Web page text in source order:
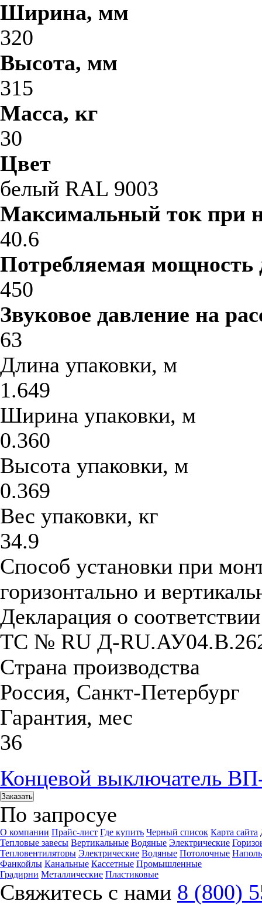
Ширина, мм
320
Высота, мм
315
Масса, кг
30
Цвет
белый RAL 9003
Максимальный ток при
40.6
Потребляемая мощность
450
Звуковое давление на
63
Длина упаковки, м
1.649
Ширина упаковки, м
0.360
Высота упаковки, м
0.369
Вес упаковки, кг
34.9
Способ установки при
горизонтально и
Декларация о
ТС № RU Д-
Страна производства
Россия, Санкт-Петербург
Гарантия, мес
36
Концевой выключатель
Заказать
По запросуе
О компании Прайс-лист Где купить Черный список Карта сайта
Тепловые завесы Вертикальные Водяные Электрические
Тепловентиляторы Электрические Водяные Потолочные
Фанкойлы Канальные Кассетные Промышленные
Градирни Металлические Пластиковые
Свяжитесь с нами 8 (800)